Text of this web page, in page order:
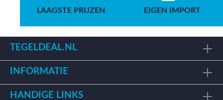
LAAGSTE PRIJZEN EIGEN IMPORT
TEGELDEAL.NL
INFORMATIE
HANDIGE LINKS